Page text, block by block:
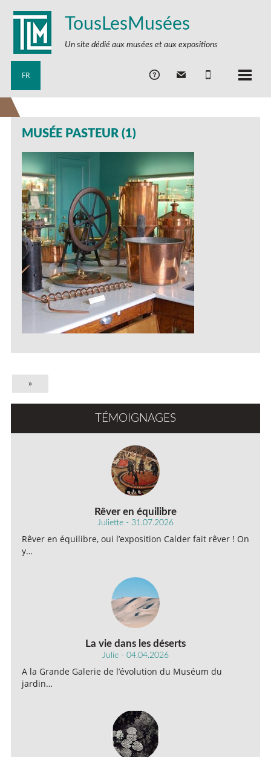
TousLesMusées
Un site dédié aux musées et aux expositions
FR
MUSÉE PASTEUR (1)
»
TÉMOIGNAGES
Rêver en équilibre
Juliette - 31.07.2026
Rêver en équilibre, oui l’exposition Calder fait rêver ! On
y…
La vie dans les déserts
Julie - 04.04.2026
A la Grande Galerie de l’évolution du Muséum du
jardin…